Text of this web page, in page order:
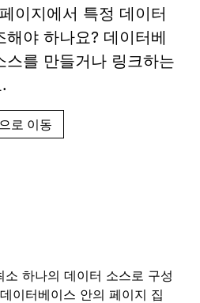
이지에서 특정 데이터
야 하나요? 데이터베
스를 만들거나 링크하는
로 이동
소 하나의 데이터 소스로 구성
이터베이스 안의 페이지 집